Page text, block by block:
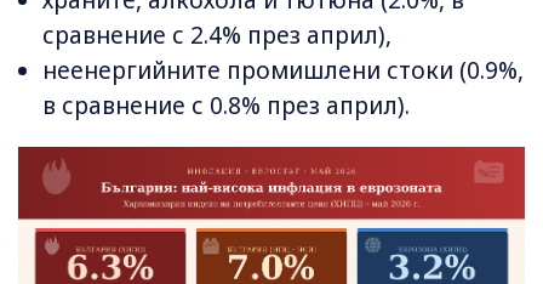
сравнение с 2.4% през април),
неенергийните промишлени стоки (0.9%,
в сравнение с 0.8% през април).